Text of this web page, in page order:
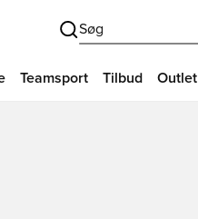
Søg
Teamsport Tilbud Outlet